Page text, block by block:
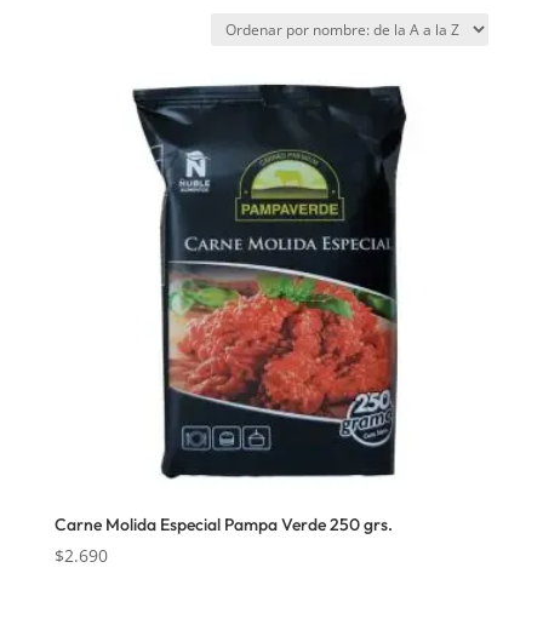
Carne Molida Especial Pampa Verde 250 grs.
$2.690